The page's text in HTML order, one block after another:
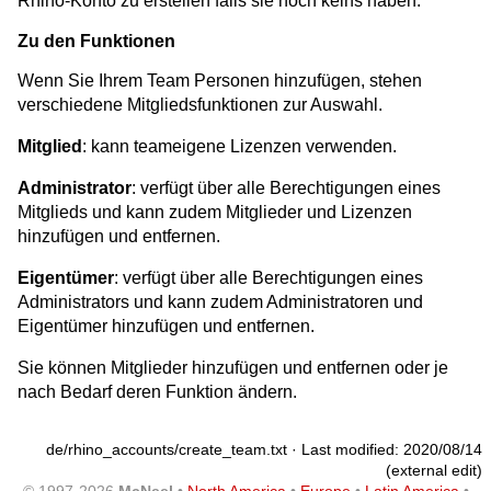
Zu den Funktionen
Wenn Sie Ihrem Team Personen hinzufügen, stehen
verschiedene Mitgliedsfunktionen zur Auswahl.
Mitglied : kann teameigene Lizenzen verwenden.
Administrator: verfügt über alle Berechtigungen eines
Mitglieds und kann zudem Mitglieder und Lizenzen
hinzufügen und entfernen.
Eigentümer: verfügt über alle Berechtigungen eines
Administrators und kann zudem Administratoren und
Eigentümer hinzufügen und entfernen.
Sie können Mitglieder hinzufügen und entfernen oder je
nach Bedarf deren Funktion ändern.
de/rhino_accounts/create_team.txt · Last modified: 2020/08/14
(external edit)